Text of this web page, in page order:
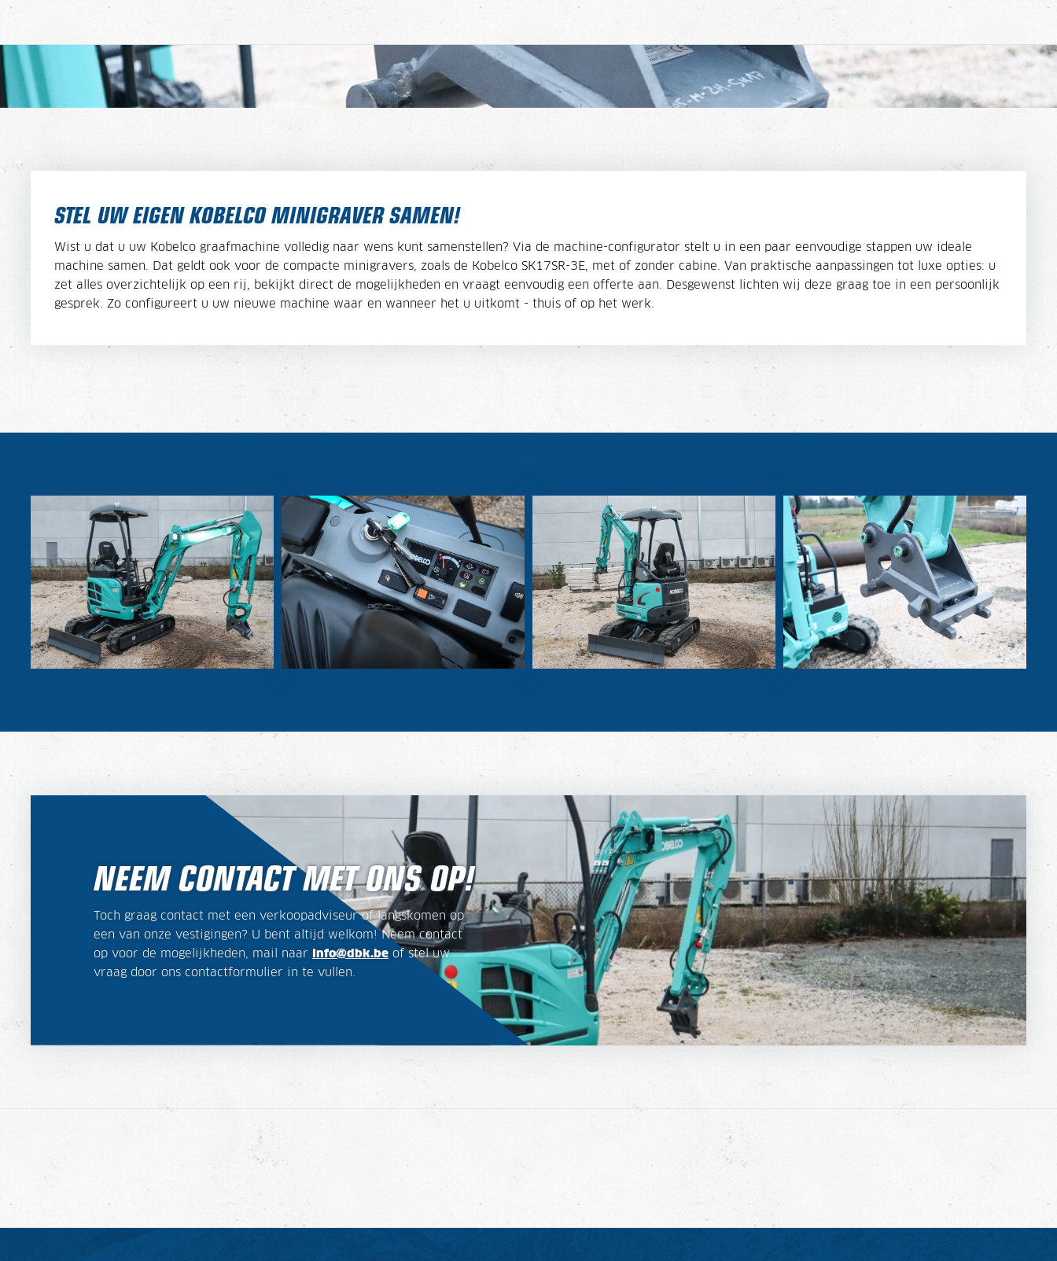
STEL UW EIGEN KOBELCO MINIGRAVER SAMEN!
Wist u dat u uw Kobelco graafmachine volledig naar wens kunt samenstellen? Via de machine-configurator stelt u in een paar eenvoudige stappen uw ideale
machine samen. Dat geldt ook voor de compacte minigravers, zoals de Kobelco SK17SR-3E, met of zonder cabine. Van praktische aanpassingen tot luxe opties: u
zet alles overzichtelijk op een rij, bekijkt direct de mogelijkheden en vraagt eenvoudig een offerte aan. Desgewenst lichten wij deze graag toe in een persoonlijk
gesprek. Zo configureert u uw nieuwe machine waar en wanneer het u uitkomt - thuis of op het werk.
NEEM CONTACT MET ONS OP!
Toch graag contact met een verkoopadviseur of langskomen op
een van onze vestigingen? U bent altijd welkom! Neem contact
op voor de mogelijkheden, mail naar info@dbk.be of stel uw
vraag door ons contactformulier in te vullen.